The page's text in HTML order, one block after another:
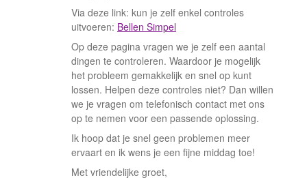
Via deze link: kun je zelf enkel controles
uitvoeren: Bellen Simpel
Op deze pagina vragen we je zelf een aantal
dingen te controleren. Waardoor je mogelijk
het probleem gemakkelijk en snel op kunt
lossen. Helpen deze controles niet? Dan willen
we je vragen om telefonisch contact met ons
op te nemen voor een passende oplossing.
Ik hoop dat je snel geen problemen meer
ervaart en ik wens je een fijne middag toe!
Met vriendelijke groet,